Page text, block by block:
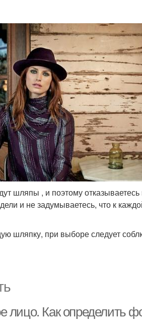
шляпы , и поэтому
и не задумываетесь, что к
шляпку, при выборе следует
лицо. Как определить